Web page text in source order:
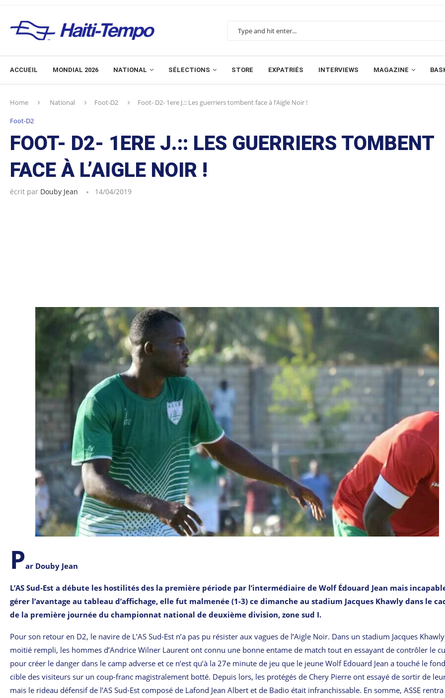
ACCUEIL MONDIAL 2026 NATIONAL SÉLECTIONS STORE EXPATRIÉS INTERVIEWS MAGAZINE
Home National Foot-D2 Foot- D2- 1ere J.:: Les guerriers tombent face à l’Aigle Noir !
Foot-D2
FOOT- D2- 1ERE J.:: LES GUERRIERS TOMBENT
FACE À L’AIGLE NOIR !
écrit par Douby Jean 14/04/2019
Par Douby Jean
L’AS Sud-Est a débute les hostilités des la première période par l’intermédiaire de Wolf Édouard Jean mais
gérer l’avantage au tableau d’affichage, elle fut malmenée (1-3) ce dimanche au stadium Jacques Khawly dans le
de la première journée du championnat national de deuxième division, zone sud I.
Pour son retour en D2, le navire de L’AS Sud-Est n’a pas pu résister aux vagues de l’Aigle Noir. Dans un stadium Jacques
moitié rempli, les hommes d’Andrice Wilner Laurent ont connu une bonne entame de match tout en essayant de contrôler le
pour créer le danger dans le camp adverse et ce n’est qu’à la 27e minute de jeu que le jeune Wolf Edouard Jean a touché le
cible des visiteurs sur un coup-franc magistralement botté. Depuis lors, les protégés de Chery Pierre ont essayé de sortir de
mais le rideau défensif de l’AS Sud-Est composé de Lafond Jean Albert et de Badio était infranchissable. En somme, ASSE